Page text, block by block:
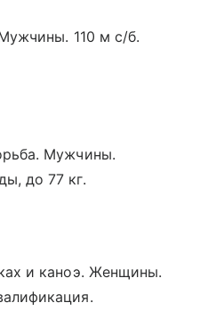
110 м с/б.
Мужчины.
до 77 кг.
и каноэ. Женщины.